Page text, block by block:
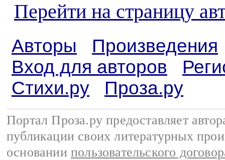
Перейти на страницу
Авторы
Произведения
Вход для авторов
Стихи.ру
Проза.ру
Портал Проза.ру предоставляет
публикации своих литературных
основании пользовательского